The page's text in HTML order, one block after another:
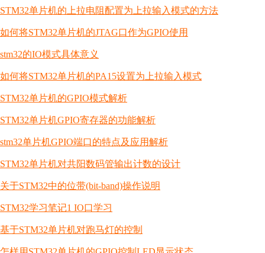
STM32单片机的上拉电阻配置为上拉输入模式的方法
如何将STM32单片机的JTAG口作为GPIO使用
stm32的IO模式具体意义
如何将STM32单片机的PA15设置为上拉输入模式
STM32单片机的GPIO模式解析
STM32单片机GPIO寄存器的功能解析
stm32单片机GPIO端口的特点及应用解析
STM32单片机对共阳数码管输出计数的设计
关于STM32中的位带(bit-band)操作说明
STM32学习笔记1 IO口学习
基于STM32单片机对跑马灯的控制